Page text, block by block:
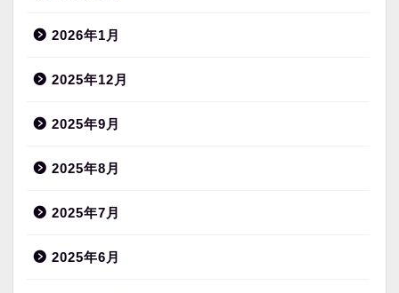
2026年1月
2025年12月
2025年9月
2025年8月
2025年7月
2025年6月